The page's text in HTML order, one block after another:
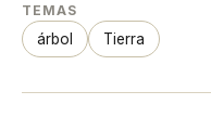
TEMAS
árbol Tierra